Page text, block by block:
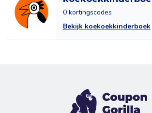
0 kortingscodes
Bekijk koekoekkinderboek